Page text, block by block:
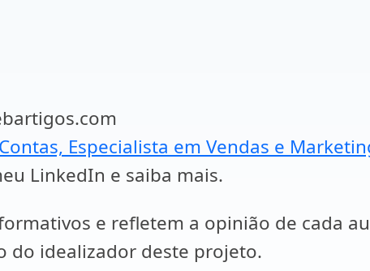
Especialista em Vendas e
LinkedIn e saiba mais.
e refletem a opinião de cada
do idealizador deste projeto.